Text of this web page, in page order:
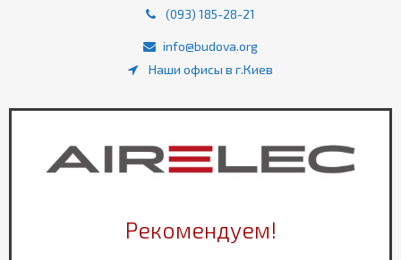
(093) 185-28-21
info@budova.org
Наши офисы в г.Киев
Рекомендуем!